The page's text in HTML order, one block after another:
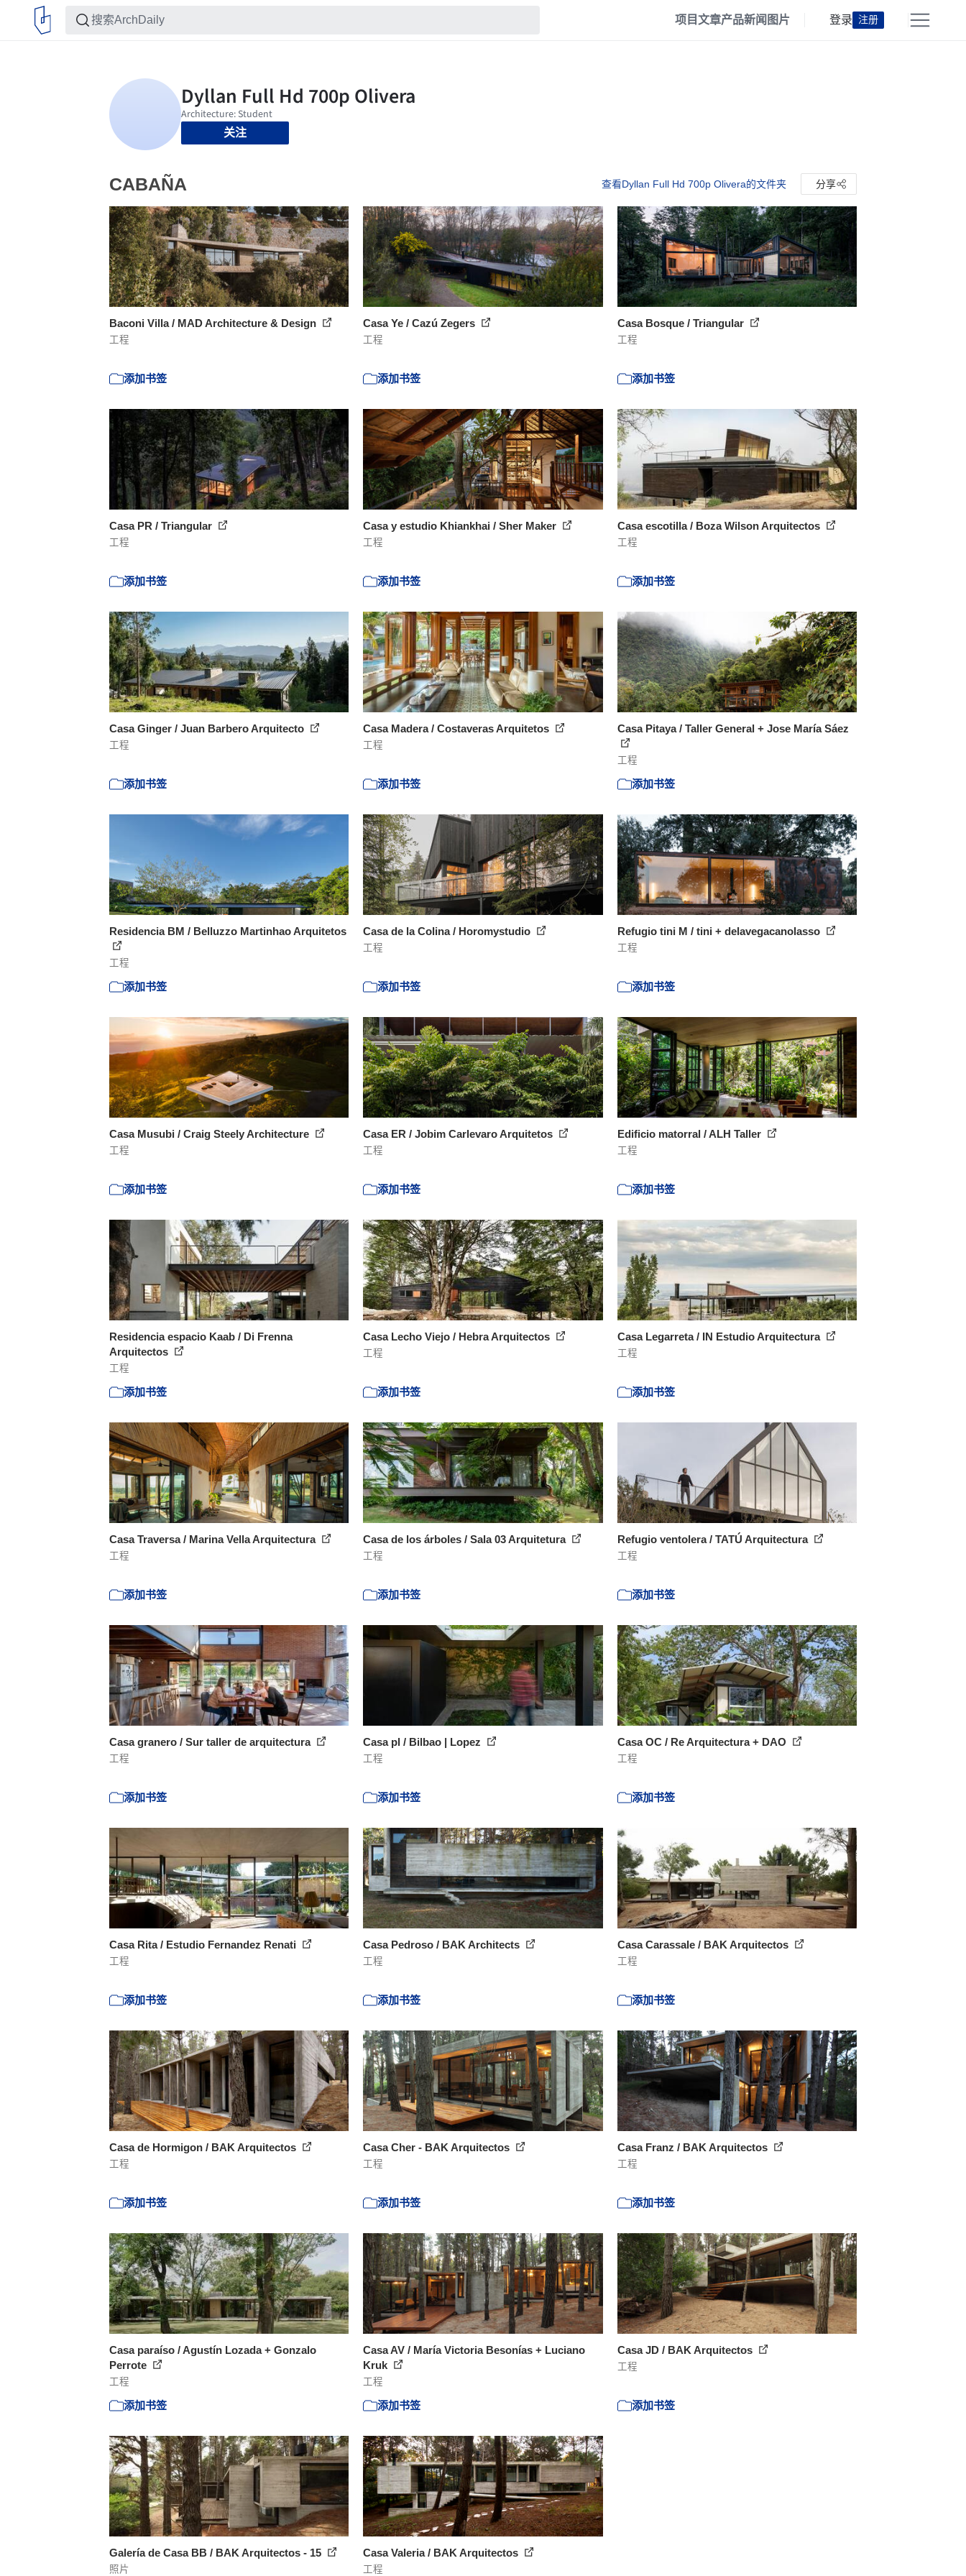
项目文章产品新闻 图片 登录 注册
关注
CABAÑA 查看Dyllan Full Hd 700p Olivera的文件夹 分享
Baconi Villa / MAD Architecture & Design
工程
添加书签
Casa Ye / Cazú Zegers
工程
添加书签
Casa Bosque / Triangular
工程
添加书签
Casa PR / Triangular
工程
添加书签
Casa y estudio Khiankhai / Sher Maker
工程
添加书签
Casa escotilla / Boza Wilson Arquitectos
工程
添加书签
Casa Ginger / Juan Barbero Arquitecto
工程
添加书签
Casa Madera / Costaveras Arquitetos
工程
添加书签
Casa Pitaya / Taller General + Jose María Sáez
工程
添加书签
Residencia BM / Belluzzo Martinhao Arquitetos
工程
添加书签
Casa de la Colina / Horomystudio
工程
添加书签
Refugio tini M / tini + delavegacanolasso
工程
添加书签
Casa Musubi / Craig Steely Architecture
工程
添加书签
Casa ER / Jobim Carlevaro Arquitetos
工程
添加书签
Edificio matorral / ALH Taller
工程
添加书签
Residencia espacio Kaab / Di Frenna
Arquitectos
工程
添加书签
Casa Lecho Viejo / Hebra Arquitectos
工程
添加书签
Casa Legarreta / IN Estudio Arquitectura
工程
添加书签
Casa Traversa / Marina Vella Arquitectura
工程
添加书签
Casa de los árboles / Sala 03 Arquitetura
工程
添加书签
Refugio ventolera / TATÚ Arquitectura
工程
添加书签
Casa granero / Sur taller de arquitectura
工程
添加书签
Casa pl / Bilbao | Lopez
工程
添加书签
Casa OC / Re Arquitectura + DAO
工程
添加书签
Casa Rita / Estudio Fernandez Renati
工程
添加书签
Casa Pedroso / BAK Architects
工程
添加书签
Casa Carassale / BAK Arquitectos
工程
添加书签
Casa de Hormigon / BAK Arquitectos
工程
添加书签
Casa Cher - BAK Arquitectos
工程
添加书签
Casa Franz / BAK Arquitectos
工程
添加书签
Casa paraíso / Agustín Lozada + Gonzalo
Perrote
工程
添加书签
Casa AV / María Victoria Besonías + Luciano
Kruk
工程
添加书签
Casa JD / BAK Arquitectos
工程
添加书签
Galería de Casa BB / BAK Arquitectos - 15
照片
Casa Valeria / BAK Arquitectos
工程